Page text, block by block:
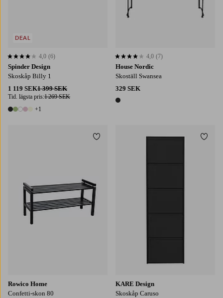
Spinder Design
Skoskåp Billy 1
1 119 SEK1 399 SEK
Tid. lägsta pris:1 269 SEK
6 färger
+1
4,0 baserat på 6 st betyg
4,0 (6)
DEAL
House Nordic
Skoställ Swansea
329 SEK
1 färg
4,0 baserat på 7 st betyg
4,0 (7)
Rowico Home
Confetti-skon 80
Lägg till i favoriter
KARE Design
Skoskåp Caruso